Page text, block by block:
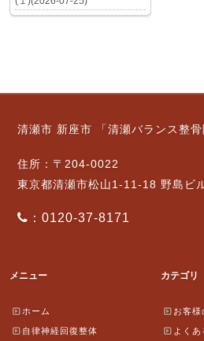
清瀬市 新座市 「清瀬バランス整骨
住所：〒204-0022
東京都清瀬市松山1-11-18 野島ビ
：0120-37-8171
メニュー
ホーム
自律神経回復整体
カテゴリ
お客様
よくあ